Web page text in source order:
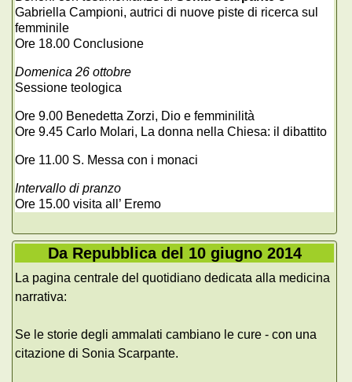
Gabriella Campioni, autrici di nuove piste di ricerca sul
femminile
Ore 18.00 Conclusione
Domenica 26 ottobre
Sessione teologica
Ore 9.00 Benedetta Zorzi, Dio e femminilità
Ore 9.45 Carlo Molari, La donna nella Chiesa: il dibattito
Ore 11.00 S. Messa con i monaci
Intervallo di pranzo
Ore 15.00 visita all’ Eremo
Da Repubblica del 10 giugno 2014
La pagina centrale del quotidiano dedicata alla medicina
narrativa:
Se le storie degli ammalati cambiano le cure - con una
citazione di Sonia Scarpante.